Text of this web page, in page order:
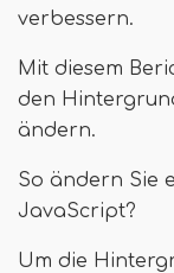
verbessern.
Mit diesem
den
ändern.
So ändern Sie
JavaScript?
Um die